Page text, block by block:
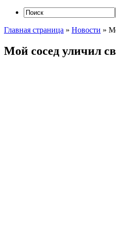
Главная страница » Новости »
Мой сосед уличил